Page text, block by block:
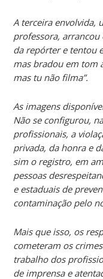
A terceira envolvida,
professora,
da repórter e tentou
mas bradou em tom
mas tu não filma”.
As imagens
Não se configurou,
profissionais, a
privada, da honra e
sim o registro, em
pessoas
e estaduais de
contaminação pelo
Mais que isso, os
cometeram os
trabalho dos
de imprensa e